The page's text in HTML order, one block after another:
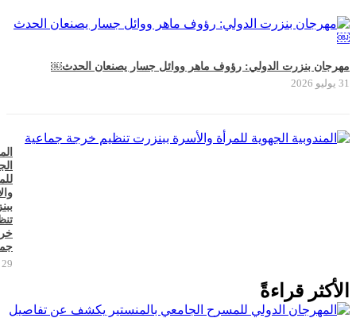
مهرجان بنزرت الدولي: رؤوف ماهر ووائل جسار يصنعان الحدث￼
31 يوليو 2026
29 يوليو 2026
الأكثر قراءةً